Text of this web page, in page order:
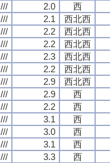
/// 2.0 西
/// 2.1 西北西
/// 2.2 西北西
/// 2.2 西北西
/// 2.3 西北西
/// 2.2 西北西
/// 2.9 西北西
/// 2.9 西
/// 2.2 西
/// 3.1 西
/// 3.0 西
/// 3.1 西
/// 3.3 西